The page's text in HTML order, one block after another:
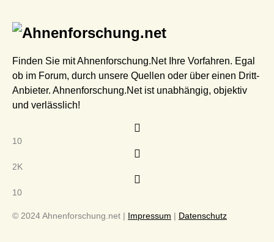
Finden Sie mit Ahnenforschung.Net Ihre Vorfahren. Egal
ob im Forum, durch unsere Quellen oder über einen Dritt-
Anbieter. Ahnenforschung.Net ist unabhängig, objektiv
und verlässlich!
10
2K
10
© 2024 Ahnenforschung.net | Impressum | Datenschutz